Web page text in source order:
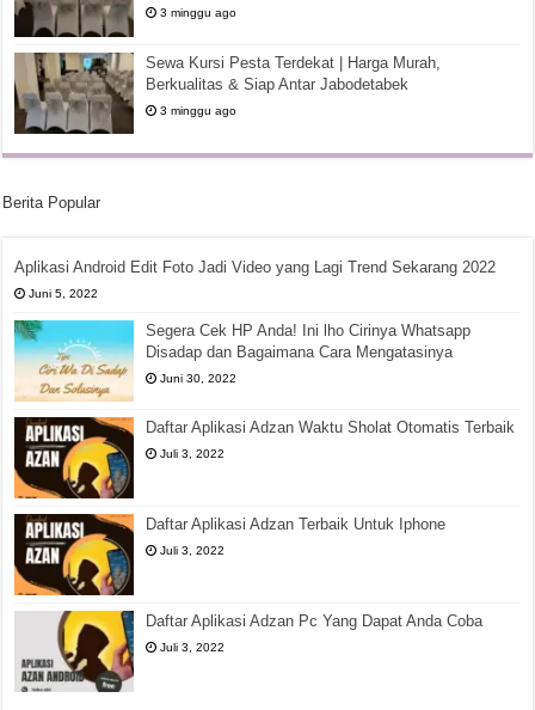
3 minggu ago
Sewa Kursi Pesta Terdekat | Harga Murah,
Berkualitas & Siap Antar Jabodetabek
3 minggu ago
Berita Popular
Aplikasi Android Edit Foto Jadi Video yang Lagi Trend Sekarang 2022
Juni 5, 2022
Segera Cek HP Anda! Ini lho Cirinya Whatsapp
Disadap dan Bagaimana Cara Mengatasinya
Juni 30, 2022
Daftar Aplikasi Adzan Waktu Sholat Otomatis Terbaik
Juli 3, 2022
Daftar Aplikasi Adzan Terbaik Untuk Iphone
Juli 3, 2022
Daftar Aplikasi Adzan Pc Yang Dapat Anda Coba
Juli 3, 2022